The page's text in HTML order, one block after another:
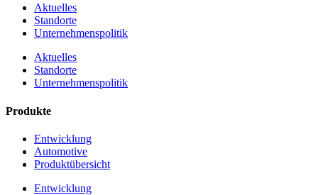
Aktuelles
Standorte
Unternehmenspolitik
Aktuelles
Standorte
Unternehmenspolitik
Produkte
Entwicklung
Automotive
Produktübersicht
Entwicklung